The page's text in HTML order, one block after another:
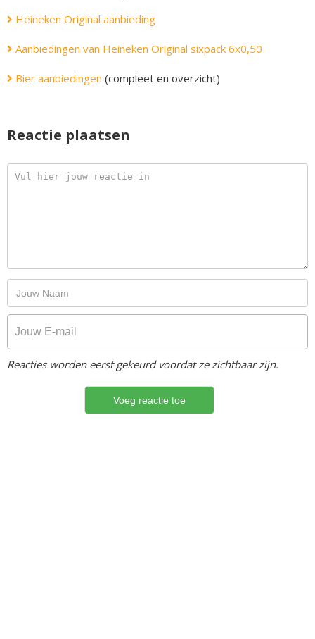
Heineken Original aanbieding
Aanbiedingen van Heineken Original sixpack 6x0,50
Bier aanbiedingen (compleet en overzicht)
Reactie plaatsen
Reacties worden eerst gekeurd voordat ze zichtbaar zijn.